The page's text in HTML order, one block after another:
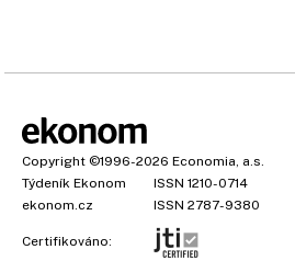
Copyright ©1996-2026 Economia, a.s.
Týdeník Ekonom
ISSN 1210-0714
ekonom.cz
ISSN 2787-9380
Certifikováno: